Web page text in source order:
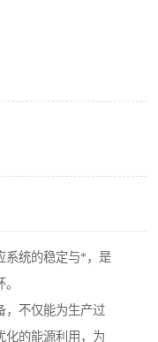
系统的稳定与*，是
，不仅能为生产过
化的能源利用，为